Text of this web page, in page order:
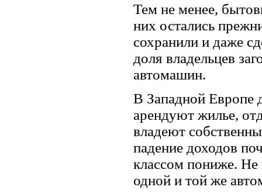
Тем не менее,
них остались
сохранили и даже
доля владельцев
автомашин.
В Западной Европе
арендуют жилье,
владеют
падение доходов
классом пониже. Не
одной и той же